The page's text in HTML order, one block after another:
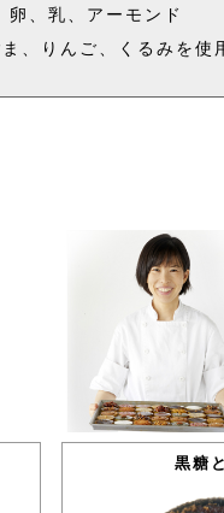
卵、乳、アーモンド
、りんご、くるみを使